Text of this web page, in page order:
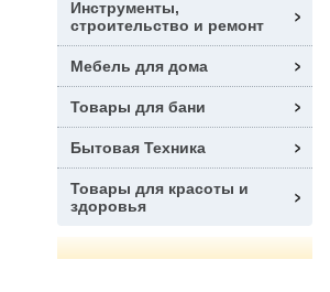
Инструменты,
строительство и ремонт
Мебель для дома
Товары для бани
Бытовая Техника
Товары для красоты и
здоровья